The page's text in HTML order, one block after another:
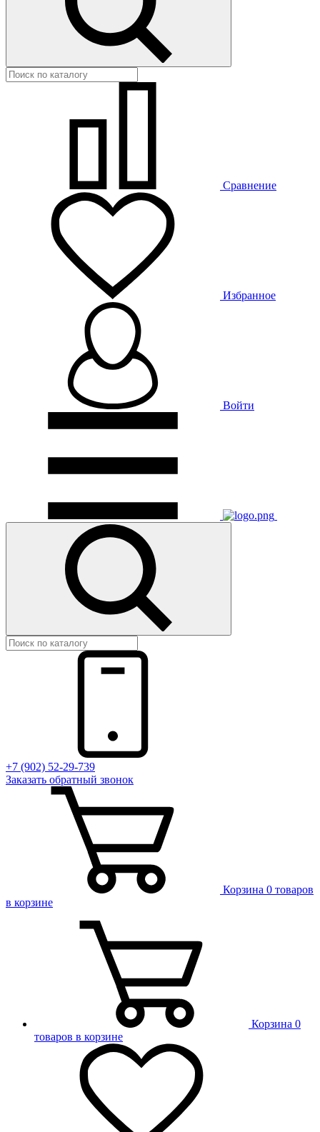
Сравнение
Избранное
Войти
+7 (902) 52-29-739
Заказать обратный звонок
Корзина 0 товаров
в корзине
Корзина 0
товаров в корзине